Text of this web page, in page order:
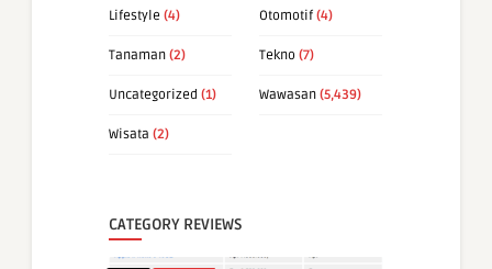
Lifestyle (4) Otomotif (4)
Tanaman (2) Tekno (7)
Uncategorized (1) Wawasan (5,439)
Wisata (2)
CATEGORY REVIEWS